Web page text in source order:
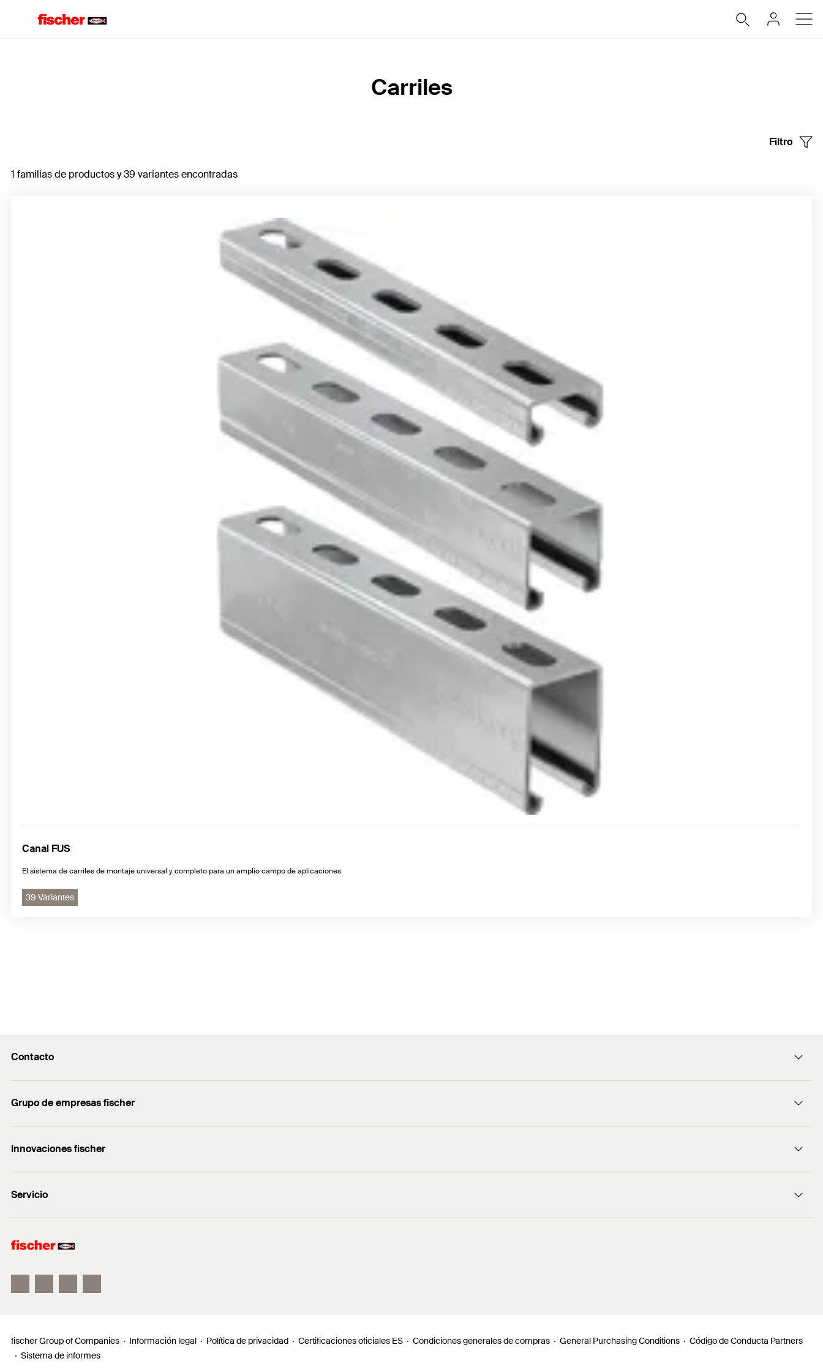
Carriles
Filtro
1 familias de productos y 39 variantes encontradas
Canal FUS
El sistema de carriles de montaje universal y completo para un amplio campo de aplicaciones
39 Variantes
Contacto
servicio.cliente@fischer.es
+0034 977838711
Grupo de empresas fischer
fischertechnik
Innovaciones fischer
fischer FIS V Zero
fischer ULTRACUT FBS II
Servicio
Información
fischer Group of Companies Información legal Política de privacidad Certificaciones oficiales ES Condiciones generales de compras General Purchasing Conditions
Código de Conducta Partners
Sistema de informes